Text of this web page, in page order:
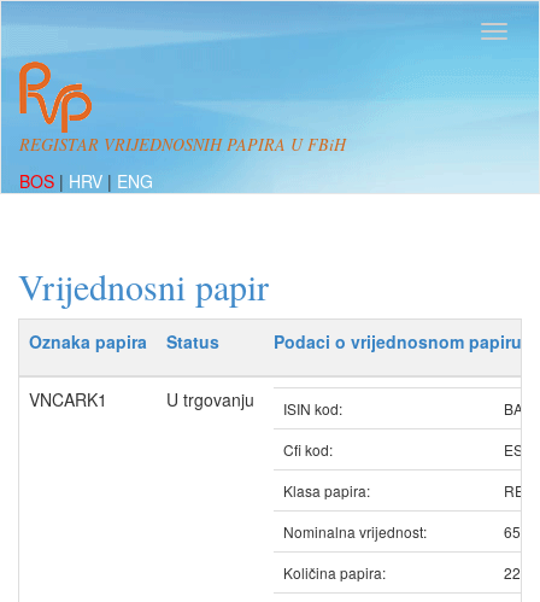
REGISTAR VRIJEDNOSNIH PAPIRA U FBiH
BOS | HRV | ENG
Vrijednosni papir
Oznaka papira Status Podaci o vrijednosnom papiru
VNCARK1 U trgovanju ISIN kod:
Cfi kod:
Klasa papira:
Nominalna vrijednost:
65.00
Količina papira: